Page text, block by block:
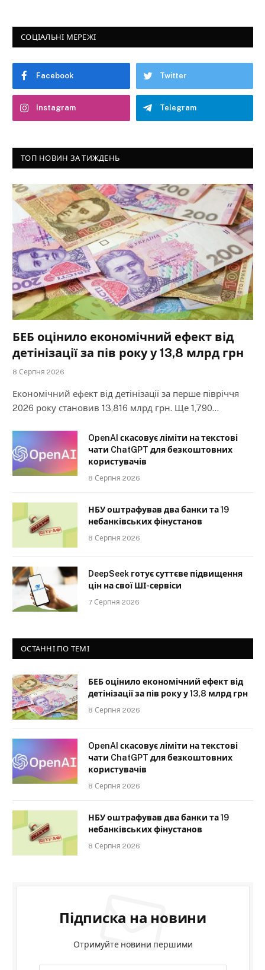
СОЦІАЛЬНІ МЕРЕЖІ
Facebook Twitter
Instagram Telegram
ТОП НОВИН ЗА ТИЖДЕНЬ
БЕБ оцінило економічний ефект від
детінізації за пів року у 13,8 млрд грн
8 Серпня 2026
Економічний ефект від детінізації за перше півріччя
2026 року становив 13,816 млрд грн. Ще 1,790…
OpenAI скасовує ліміти на текстові
чати ChatGPT для безкоштовних
користувачів
8 Серпня 2026
НБУ оштрафував два банки та 19
небанківських фінустанов
8 Серпня 2026
DeepSeek готує суттєве підвищення
цін на свої ШІ-сервіси
7 Серпня 2026
ОСТАННІ ПО ТЕМІ
БЕБ оцінило економічний ефект від
детінізації за пів року у 13,8 млрд грн
8 Серпня 2026
OpenAI скасовує ліміти на текстові
чати ChatGPT для безкоштовних
користувачів
8 Серпня 2026
НБУ оштрафував два банки та 19
небанківських фінустанов
8 Серпня 2026
Підписка на новини
Отримуйте новини першими